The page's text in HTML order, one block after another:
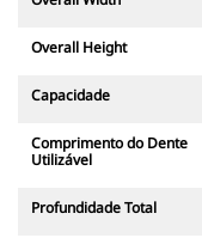
Overall Height
Capacidade
Comprimento do Dente
Utilizável
Profundidade Total